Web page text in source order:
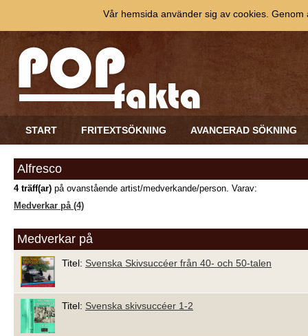
START FRITEXTSÖKNING AVANCERAD SÖKNING
Alfresco
4 träff(ar) på ovanstående artist/medverkande/person. Varav:
Medverkar på (4)
Medverkar på
Titel: Svenska Skivsuccéer från 40- och 50-talen
Titel: Svenska skivsuccéer 1-2
Vår hemsida använder sig av cookies.